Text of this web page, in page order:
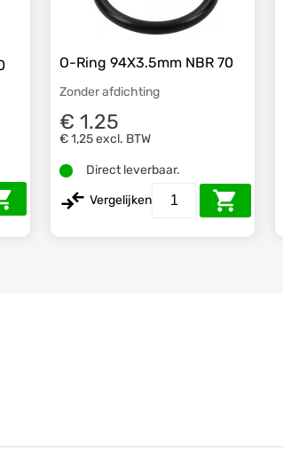
O-Ring 94X3.5mm NBR 70
Zonder afdichting
€ 1.25
€ 1,25excl. BTW
Direct leverbaar.
Vergelijken